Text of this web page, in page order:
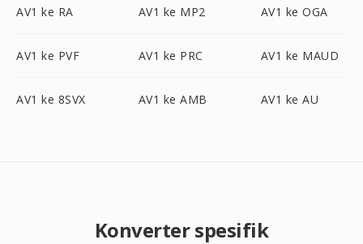
AV1 ke RA AV1 ke MP2 AV1 ke OGA
AV1 ke PVF AV1 ke PRC AV1 ke MAUD
AV1 ke 8SVX AV1 ke AMB AV1 ke AU
Konverter spesifik